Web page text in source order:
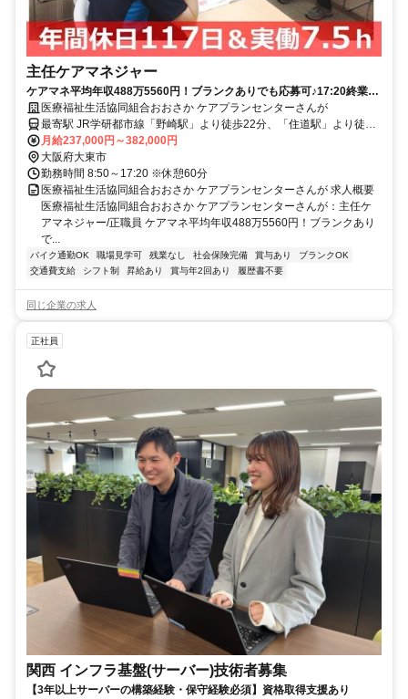
主任ケアマネジャー
ケアマネ平均年収488万5560円！ブランクありでも応募可♪17:20終業！
日祝休み、年間休日117日！賞与3ヶ月実績◎運転免許なくてもOK★積
極採用中【大東市、住道駅、居宅介護支援事業所、主任ケアマネジャ
ー、正職員】
医療福祉生活協同組合おおさか ケアプランセンターさんが
最寄駅 JR学研都市線「野崎駅」より徒歩22分、「住道駅」より徒歩
30分
月給237,000円～382,000円
大阪府大東市
勤務時間 8:50～17:20 ※休憩60分
医療福祉生活協同組合おおさか ケアプランセンターさんが 求人概要
医療福祉生活協同組合おおさか ケアプランセンターさんが：主任ケ
アマネジャー/正職員 ケアマネ平均年収488万5560円！ブランクあり
で...
バイク通勤OK 職場見学可 残業なし 社会保険完備 賞与あり
ブランクOK
交通費支給
シフト制 昇給あり 賞与年2回あり 履歴書不要
同じ企業の求人
正社員
関西 インフラ基盤(サーバー)技術者募集
【3年以上サーバーの構築経験・保守経験必須】資格取得支援あり